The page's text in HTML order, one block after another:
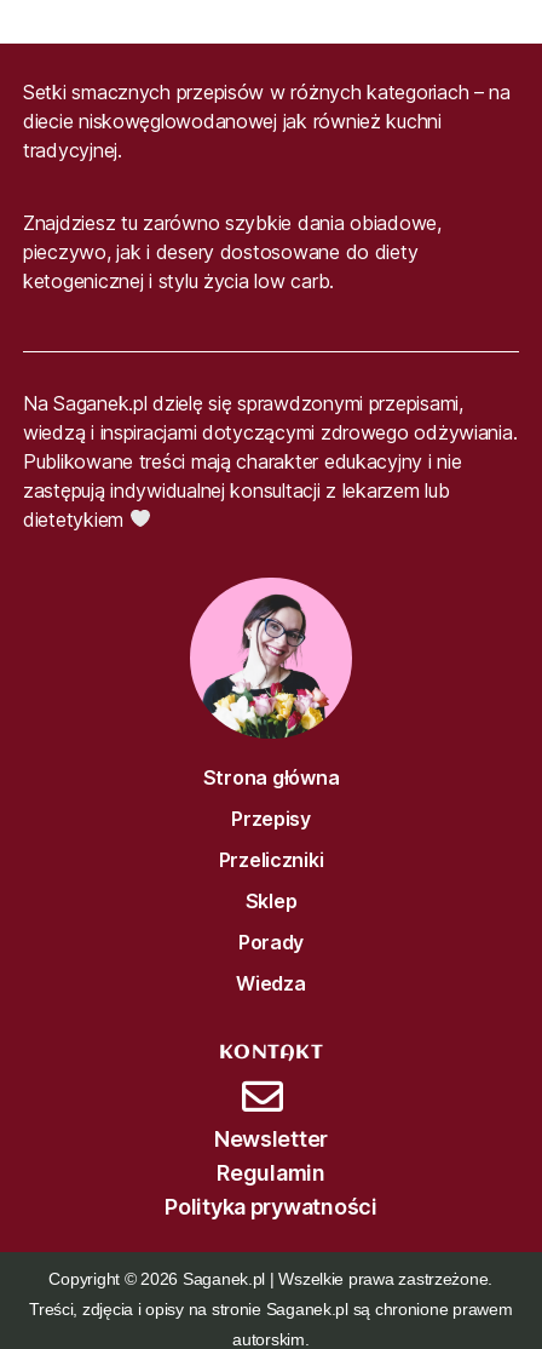
Setki smacznych przepisów w różnych kategoriach – na
diecie niskowęglowodanowej jak również kuchni
tradycyjnej.
Znajdziesz tu zarówno szybkie dania obiadowe,
pieczywo, jak i desery dostosowane do diety
ketogenicznej i stylu życia low carb.
Na Saganek.pl dzielę się sprawdzonymi przepisami,
wiedzą i inspiracjami dotyczącymi zdrowego odżywiania.
Publikowane treści mają charakter edukacyjny i nie
zastępują indywidualnej konsultacji z lekarzem lub
dietetykiem
Strona główna
Przepisy
Przeliczniki
Sklep
Porady
Wiedza
KONTAKT
Newsletter
Regulamin
Polityka prywatności
Copyright © 2026 Saganek.pl | Wszelkie prawa zastrzeżone.
Treści, zdjęcia i opisy na stronie Saganek.pl są chronione prawem
autorskim.